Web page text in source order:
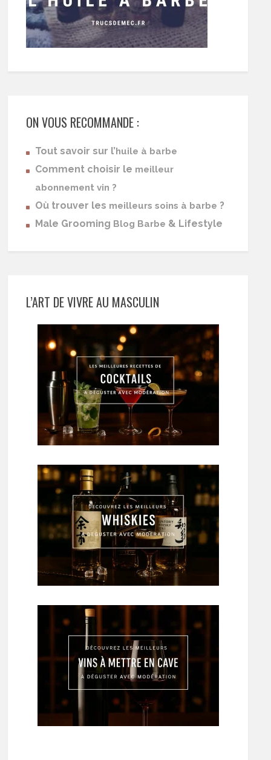
ON VOUS RECOMMANDE :
Tout savoir sur l’huile à barbe
Comment choisir le meilleur
abonnement vin ?
Où trouver les meilleurs soins à barbe ?
Male Grooming Blog Barbe & Lifestyle
L’ART DE VIVRE AU MASCULIN